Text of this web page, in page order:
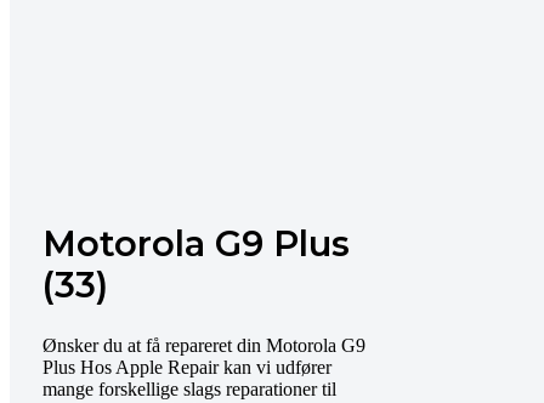
Motorola G9 Plus
(33)
Ønsker du at få repareret din Motorola G9
Plus Hos Apple Repair kan vi udfører
mange forskellige slags reparationer til